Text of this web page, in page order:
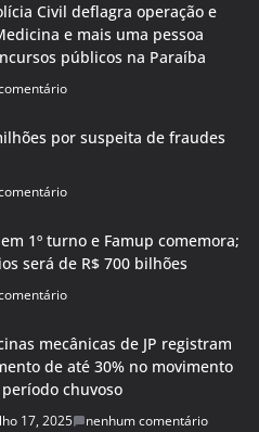
Civil deflagra operação e
e mais uma pessoa
públicos na Paraíba
por suspeita de fraudes
1º turno e Famup comemora;
será de R$ 700 bilhões
mecânicas de JP registram
de até 30% no movimento
chuvoso
17, 2025 nenhum comentário